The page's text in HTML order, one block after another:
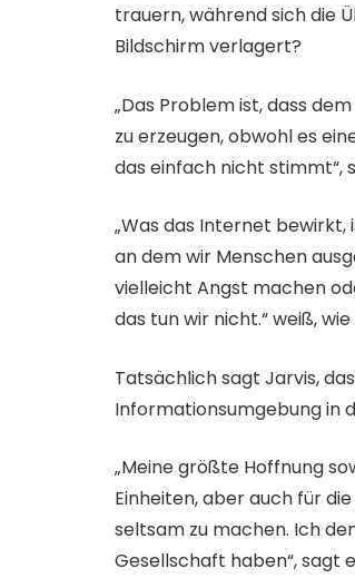
trauern, während sich die
Bildschirm verlagert?
„Das Problem ist, dass
zu erzeugen, obwohl es
das einfach nicht stimmt“,
„Was das Internet bewirkt,
an dem wir Menschen
vielleicht Angst machen
das tun wir nicht.“ weiß,
Tatsächlich sagt Jarvis,
Informationsumgebung in
„Meine größte Hoffnung
Einheiten, aber auch für
seltsam zu machen. Ich
Gesellschaft haben“, sagt